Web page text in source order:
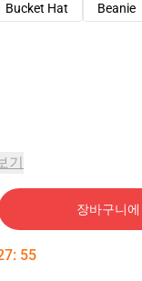
Bucket Hat
Beanie
기
장바구니
: 54